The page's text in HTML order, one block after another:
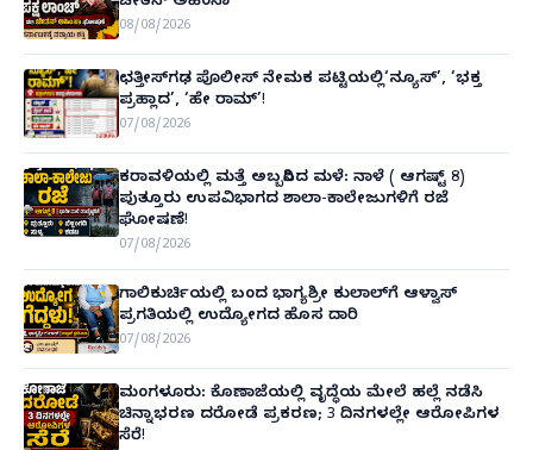
08/08/2026
ಛತ್ತೀಸ್‌ಗಢ ಪೊಲೀಸ್ ನೇಮಕ ಪಟ್ಟಿಯಲ್ಲಿ‘ನ್ಯೂಸ್’, ‘ಭಕ್ತ
ಪ್ರಹ್ಲಾದ’, ‘ಹೇ ರಾಮ್’!
07/08/2026
ಕರಾವಳಿಯಲ್ಲಿ ಮತ್ತೆ ಅಬ್ಬರಿಸಿದ ಮಳೆ: ನಾಳೆ ( ಆಗಷ್ಟ್ 8)
ಪುತ್ತೂರು ಉಪವಿಭಾಗದ ಶಾಲಾ-ಕಾಲೇಜುಗಳಿಗೆ ರಜೆ
ಘೋಷಣೆ!
07/08/2026
ಗಾಲಿಕುರ್ಚಿಯಲ್ಲಿ ಬಂದ ಭಾಗ್ಯಶ್ರೀ ಕುಲಾಲ್‌ಗೆ ಆಳ್ವಾಸ್
ಪ್ರಗತಿಯಲ್ಲಿ ಉದ್ಯೋಗದ ಹೊಸ ದಾರಿ
07/08/2026
ಮಂಗಳೂರು: ಕೊಣಾಜೆಯಲ್ಲಿ ವೃದ್ಧೆಯ ಮೇಲೆ ಹಲ್ಲೆ ನಡೆಸಿ
ಚಿನ್ನಾಭರಣ ದರೋಡೆ ಪ್ರಕರಣ; 3 ದಿನಗಳಲ್ಲೇ ಆರೋಪಿಗಳ
ಸೆರೆ!